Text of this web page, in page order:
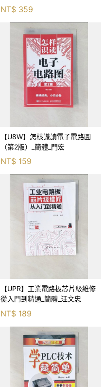
NT$ 359
【U8W】怎樣識讀電子電路圖
（第2版）_簡體_門宏
NT$ 159
【UPR】工業電路板芯片級維修
從入門到精通_簡體_汪文忠
NT$ 189